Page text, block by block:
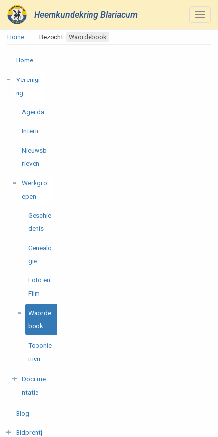
Heemkundekring Blariacum
Home Bezocht: Waordebook
Home
Verenigi
ng
Agenda
Intern
Nieuwsb
rieven
Werkgro
epen
Geschie
denis
Genealo
gie
Foto en
Film
Waorde
book
Toponie
men
Docume
ntatie
Blog
Bidprentj